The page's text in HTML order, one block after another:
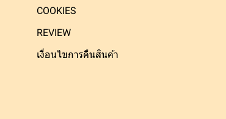
COOKIES
REVIEW
เงื่อนไขการคืนสินค้า